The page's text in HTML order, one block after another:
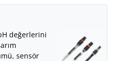
değerlerini
sensör